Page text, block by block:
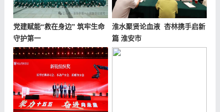
党建赋能“救在身边” 筑牢生命
守护第一
淮水聚贤论血液 杏林携手启新
篇 淮安市